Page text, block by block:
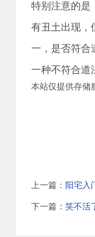
特别注意的是
有丑土出现，
一，是否符合
一种不符合道
本站仅提供存储
上一篇： 阳宅入
下一篇：笑不活